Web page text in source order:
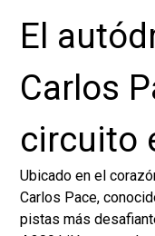
El
Carlos
circuito
Ubicado en el
Carlos Pace,
pistas más